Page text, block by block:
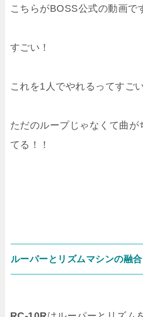
こちらがBOSS公式の動画で
すごい！
これを1人でやれるってすご
ただのループじゃなくて曲が
てる！！
ルーパーとリズムマシンの融合